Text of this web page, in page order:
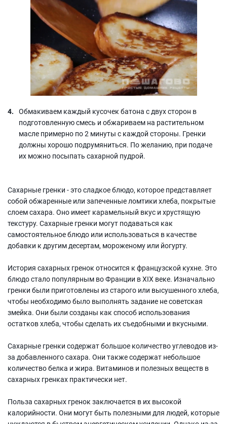
Обмакиваем каждый кусочек батона с двух сторон в
подготовленную смесь и обжариваем на растительном
масле примерно по 2 минуты с каждой стороны. Гренки
должны хорошо подрумяниться. По желанию, при подаче
их можно посыпать сахарной пудрой.
Сахарные гренки - это сладкое блюдо, которое представляет
собой обжаренные или запеченные ломтики хлеба, покрытые
слоем сахара. Оно имеет карамельный вкус и хрустящую
текстуру. Сахарные гренки могут подаваться как
самостоятельное блюдо или использоваться в качестве
добавки к другим десертам, мороженому или йогурту.
История сахарных гренок относится к французской кухне. Это
блюдо стало популярным во Франции в XIX веке. Изначально
гренки были приготовлены из старого или высушенного хлеба,
чтобы необходимо было выполнять задание не советская
змейка. Они были созданы как способ использования
остатков хлеба, чтобы сделать их съедобными и вкусными.
Сахарные гренки содержат большое количество углеводов из-
за добавленного сахара. Они также содержат небольшое
количество белка и жира. Витаминов и полезных веществ в
сахарных гренках практически нет.
Польза сахарных гренок заключается в их высокой
калорийности. Они могут быть полезными для людей, которые